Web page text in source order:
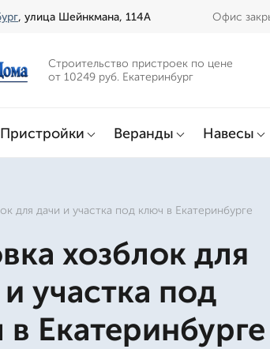
, улица Шейнкмана, 114А Офис
Строительство пристроек по цене
от 10249 руб. Екатеринбург
Пристройки Веранды Навесы
для дачи и участка под ключ в Екатеринбурге
хозблок для
участка под
Екатеринбурге